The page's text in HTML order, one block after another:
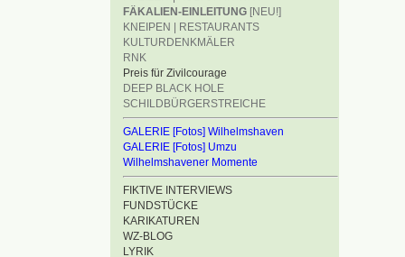
FÄKALIEN-EINLEITUNG [NEU!]
KNEIPEN | RESTAURANTS
KULTURDENKMÄLER
RNK
Preis für Zivilcourage
DEEP BLACK HOLE
SCHILDBÜRGERSTREICHE
GALERIE [Fotos] Wilhelmshaven
GALERIE [Fotos] Umzu
Wilhelmshavener Momente
FIKTIVE INTERVIEWS
FUNDSTÜCKE
KARIKATUREN
WZ-BLOG
LYRIK